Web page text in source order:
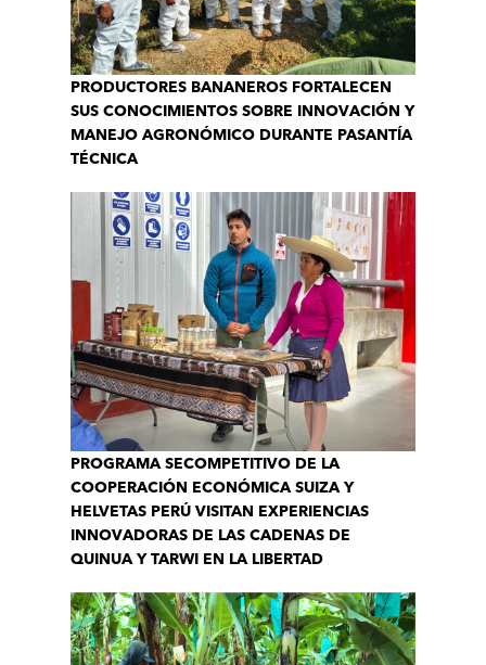
PRODUCTORES BANANEROS FORTALECEN
SUS CONOCIMIENTOS SOBRE INNOVACIÓN Y
MANEJO AGRONÓMICO DURANTE PASANTÍA
TÉCNICA
PROGRAMA SECOMPETITIVO DE LA
COOPERACIÓN ECONÓMICA SUIZA Y
HELVETAS PERÚ VISITAN EXPERIENCIAS
INNOVADORAS DE LAS CADENAS DE
QUINUA Y TARWI EN LA LIBERTAD